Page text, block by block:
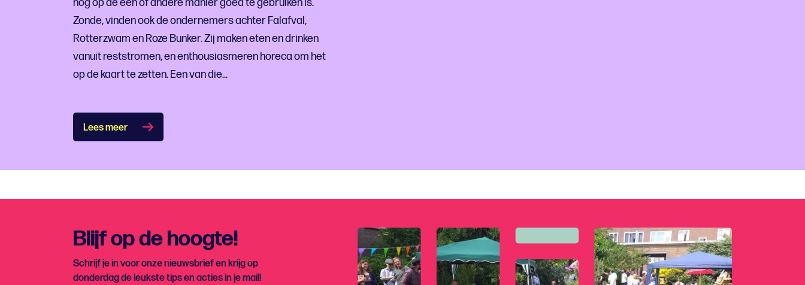
nog op de een of andere manier goed te gebruiken is.
Zonde, vinden ook de ondernemers achter Falafval,
Rotterzwam en Roze Bunker. Zij maken eten en drinken
vanuit reststromen, en enthousiasmeren horeca om het
op de kaart te zetten. Een van die...
Lees meer
Blijf op de hoogte!
Schrijf je in voor onze nieuwsbrief en krijg op
donderdag de leukste tips en acties in je mail!